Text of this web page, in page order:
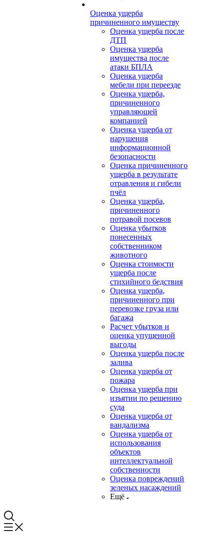
Оценка ущерба
причиненного имуществу
Оценка ущерба после
ДТП
Оценка ущерба
имущества после
атаки БПЛА
Оценка ущерба
мебели при переезде
Оценка ущерба,
причиненного
управляющей
компанией
Оценка ущерба от
нарушения
информационной
безопасности
Оценка причиненного
ущерба в результате
отравления и гибели
пчёл
Оценка ущерба,
причиненного
потравой посевов
Оценка убытков
понесенных
собственником
животного
Оценка стоимости
ущерба после
стихийного бедствия
Оценка ущерба,
причиненного при
перевозке груза или
багажа
Расчет убытков и
оценка упущенной
выгоды
Оценка ущерба после
залива
Оценка ущерба от
пожара
Оценка ущерба при
изъятии по решению
суда
Оценка ущерба от
вандализма
Оценка ущерба от
использования
объектов
интеллектуальной
собственности
Оценка повреждений
зеленых насаждений
Ещё